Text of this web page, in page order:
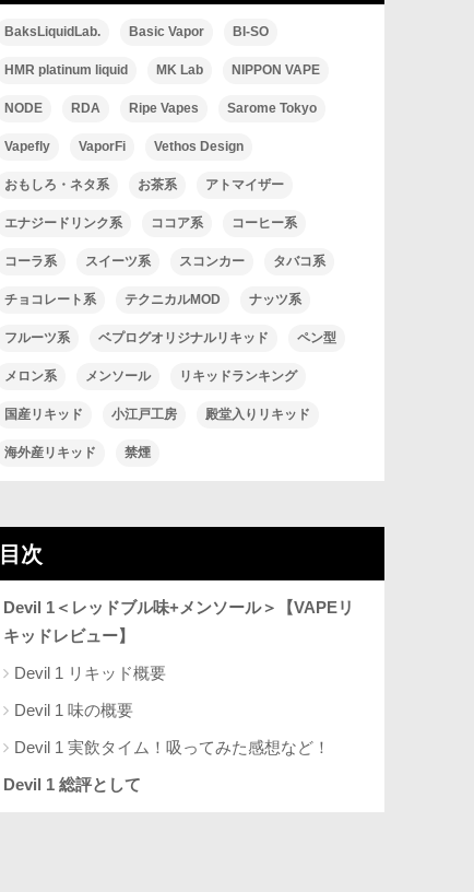
BaksLiquidLab. Basic Vapor BI-SO
HMR platinum liquid MK Lab NIPPON VAPE
NODE RDA Ripe Vapes Sarome Tokyo
Vapefly VaporFi Vethos Design
おもしろ・ネタ系 お茶系 アトマイザー
エナジードリンク系 ココア系 コーヒー系
コーラ系 スイーツ系 スコンカー タバコ系
チョコレート系 テクニカルMOD ナッツ系
フルーツ系 ベプログオリジナルリキッド ペン型
メロン系 メンソール リキッドランキング
国産リキッド 小江戸工房 殿堂入りリキッド
海外産リキッド 禁煙
目次
Devil 1＜レッドブル味+メンソール＞【VAPEリ
キッドレビュー】
Devil 1 リキッド概要
Devil 1 味の概要
Devil 1 実飲タイム！吸ってみた感想など！
Devil 1 総評として